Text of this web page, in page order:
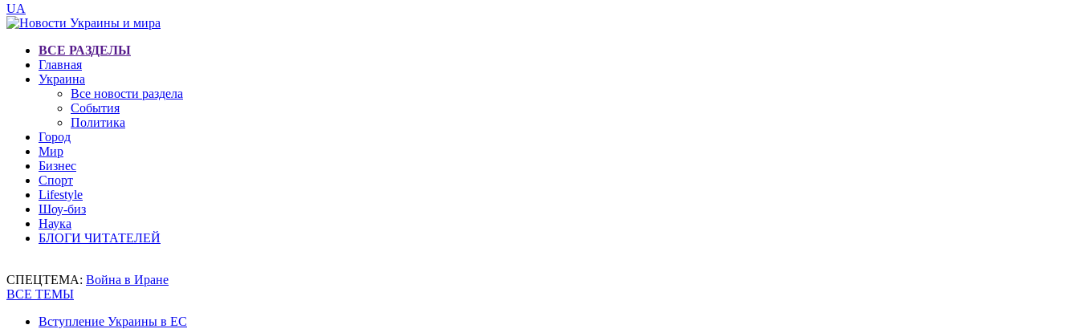
UA
ВСЕ РАЗДЕЛЫ
Главная
Украина
Все новости раздела
События
Политика
Город
Мир
Бизнес
Спорт
Lifestyle
Шоу-биз
Наука
БЛОГИ ЧИТАТЕЛЕЙ
СПЕЦТЕМА: Война в Иране
ВСЕ ТЕМЫ
Вступление Украины в ЕС